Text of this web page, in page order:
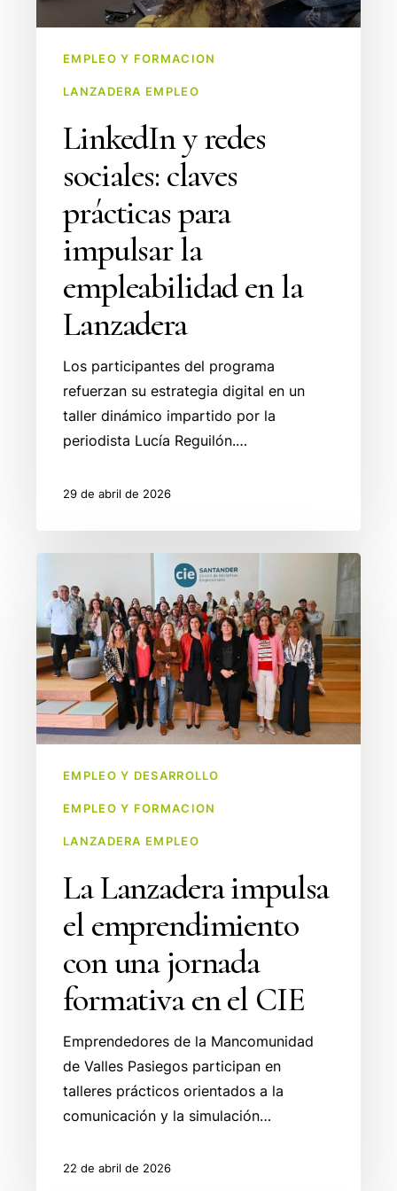
empleabilidad
Lanzadera
EMPLEO Y FORMACION
LANZADERA EMPLEO
LinkedIn y redes
sociales: claves
prácticas para
impulsar la
empleabilidad en la
Lanzadera
Los participantes del programa
refuerzan su estrategia digital en un
taller dinámico impartido por la
periodista Lucía Reguilón.…
29 de abril de 2026
Lanzadera
impulsa
el
emprendimiento
con
una
jornada
EMPLEO Y DESARROLLO
EMPLEO Y FORMACION
LANZADERA EMPLEO
La Lanzadera impulsa
el emprendimiento
con una jornada
formativa en el CIE
Emprendedores de la Mancomunidad
de Valles Pasiegos participan en
talleres prácticos orientados a la
comunicación y la simulación…
22 de abril de 2026